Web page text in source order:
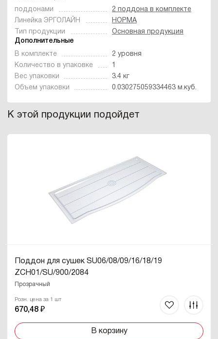
поддонами
2 поддона в комплекте
Линейка ЭРГОЛАЙН
НОРМА
Тип продукции
Основная продукция
Дополнительные
В комплекте
2 уровня
Количество в упаковке
1
Вес упаковки
3.4 кг
Объем упаковки
0.030275059334463 м.куб.
К этой продукции подойдет
Поддон для сушек SU06/08/09/16/18/19
ZCH01/SU/900/2084
Прозрачный
Розн. цена за 1 шт
670,48 ₽
В корзину